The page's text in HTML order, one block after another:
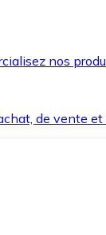
nos
de vente et